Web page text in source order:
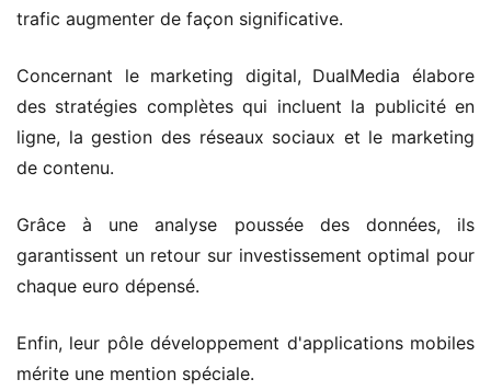
trafic augmenter de façon significative.
Concernant le marketing digital, DualMedia élabore
des stratégies complètes qui incluent la publicité en
ligne, la gestion des réseaux sociaux et le marketing
de contenu.
Grâce à une analyse poussée des données, ils
garantissent un retour sur investissement optimal pour
chaque euro dépensé.
Enfin, leur pôle développement d'applications mobiles
mérite une mention spéciale.